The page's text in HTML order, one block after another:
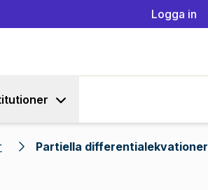
Logga in
Partiella differentialekvationer